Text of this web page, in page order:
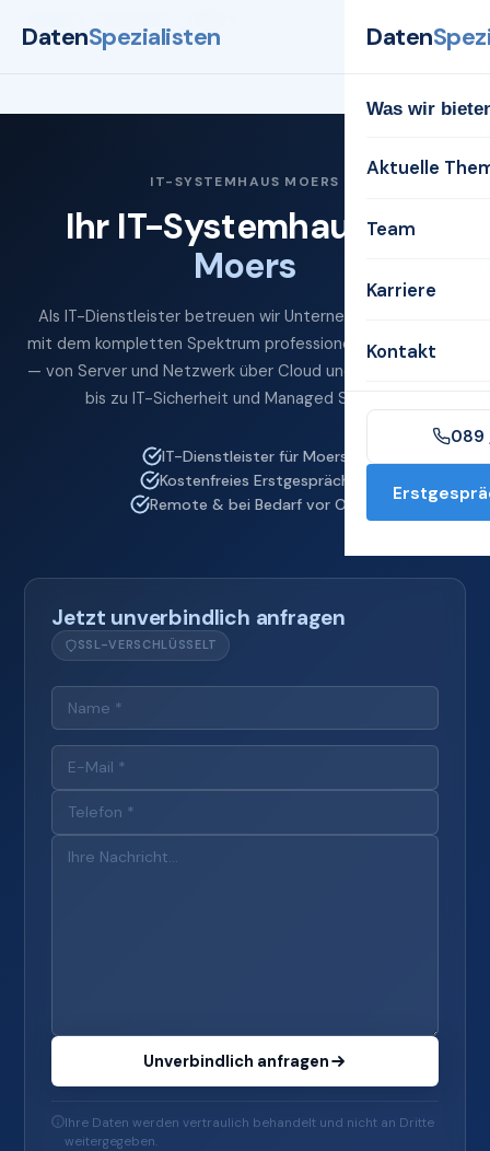
DatenSpezialisten Daten
Was wir
Aktuelle
Team
Karriere
Kontakt
089
IT-SYSTEMHAUS MOERS
Ihr IT-Systemhaus für
Moers
Als IT-Dienstleister betreuen wir Unternehmen in Moers
mit dem kompletten Spektrum professioneller IT-Services
— von Server und Netzwerk über Cloud und Microsoft 365
bis zu IT-Sicherheit und Managed Services.
IT-Dienstleister für Moers
Kostenfreies Erstgespräch
Remote & bei Bedarf vor Ort
Jetzt unverbindlich anfragen
SSL-VERSCHLÜSSELT
Unverbindlich anfragen
Ihre Daten werden vertraulich behandelt und nicht an Dritte
weitergegeben.